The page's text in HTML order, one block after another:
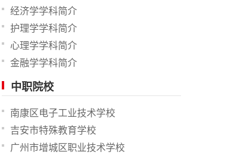
经济学学科简介
护理学学科简介
心理学学科简介
金融学学科简介
中职院校
南康区电子工业技术学校
吉安市特殊教育学校
广州市增城区职业技术学校